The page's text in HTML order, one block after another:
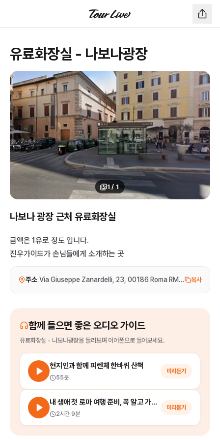
유료화장실 - 나보나광장
1/1
나보나 광장 근처 유료화장실
금액은 1유로 정도 입니다.
진우가이드가 손님들에게 소개하는 곳
주소 Via Giuseppe Zanardelli, 23, 00186 Roma RM, Italy복사
함께 들으면 좋은 오디오 가이드
유료화장실 - 나보나광장을 들러보며 이어폰으로 들어보세요.
현지인과 함께 피렌체 한바퀴 산책
55분
미리듣기
내 생애 첫 로마 여행 준비, 꼭 알고 가야 할 로마 기초 지식 16
2시간 9분
미리듣기